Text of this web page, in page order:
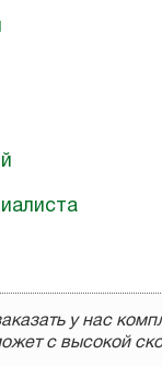
у нас
с высокой